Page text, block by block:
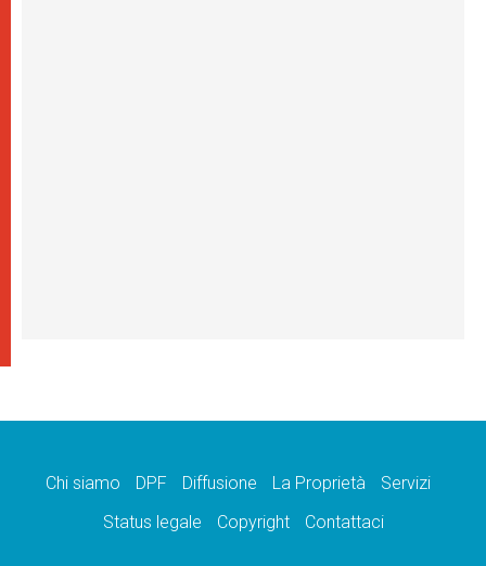
Chi siamo DPF Diffusione La Proprietà
Servizi
Status legale
Copyright Contattaci